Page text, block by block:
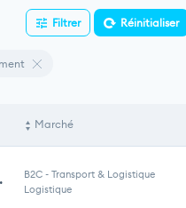
Filtrer Réinitialiser
Marché
B2C - Transport & Logistique
Logistique